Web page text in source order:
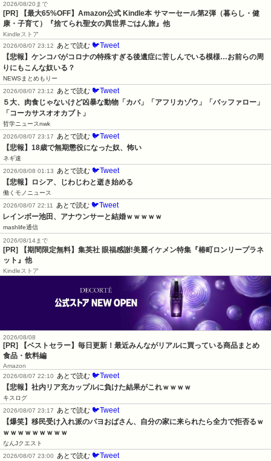
2026/08/20まで
[PR]
【最大65%OFF】Amazon公式 Kindle本 サマーセール第2弾（暮らし・健
康・子育て）『捨てられ聖女の異世界ごはん旅』他
Kindleストア
2026/08/07 23:12
あとで読む 🐦Tweet
【悲報】ケンコバがコロナの特殊すぎる後遺症に苦しんでいる模様…お前らの周
りにもこんな奴いる？
NEWSまとめもりー
2026/08/07 23:12
あとで読む 🐦Tweet
５大、肉食じゃないけど凶暴な動物「カバ」「アフリカゾウ」「バッファロー」
「コーカサスオオカブト」
哲学ニュースnwk
2026/08/07 23:17
あとで読む 🐦Tweet
【悲報】18歳で無期懲役になった奴、怖い
ネギ速
2026/08/08 01:13
あとで読む 🐦Tweet
【悲報】ロシア、じわじわと逝き始める
働くモノニュース
2026/08/07 22:11
あとで読む 🐦Tweet
レインボー池田、アナウンサーと結婚ｗｗｗｗｗ
mashlife通信
2026/08/14まで
[PR] 【期間限定無料】集英社 眼福感謝!美麗イケメン特集『椿町ロンリープラネ
ット』他
Kindleストア
2026/08/08
[PR] 【ベストセラー】毎日更新！最近みんながリアルに買っている商品まとめ
食品・飲料編
Amazon
2026/08/07 22:10
あとで読む 🐦Tweet
【悲報】社内リア充カップルに負けた結果がこれｗｗｗｗ
キスログ
2026/08/07 23:17
あとで読む 🐦Tweet
【爆笑】移民受け入れ派のパヨおばさん、自分の家に来られたら全力で拒否るｗ
ｗｗｗｗｗｗｗｗｗ
なんJクエスト
2026/08/07 23:00
あとで読む 🐦Tweet